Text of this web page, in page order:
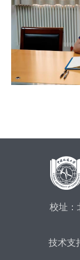
校址：
技术支